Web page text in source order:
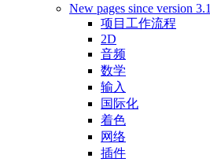
New pages since version 3.1
项目工作流程
2D
音频
数学
输入
国际化
着色
网络
插件